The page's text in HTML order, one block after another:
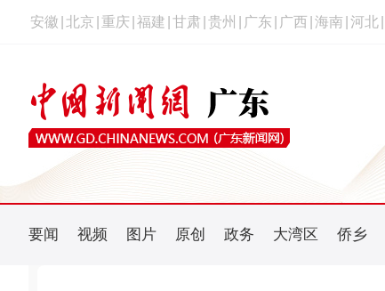
安徽 北京 重庆 福建 甘肃 贵州 广东 广西 海南 河北
要闻 视频 图片 原创 政务 大湾区 侨乡